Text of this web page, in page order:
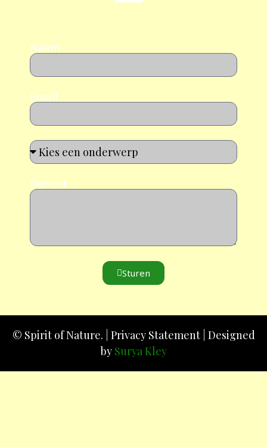
Naam
Email
Bericht
Sturen
© Spirit of Nature. | Privacy Statement| Designed
by Surya Kley